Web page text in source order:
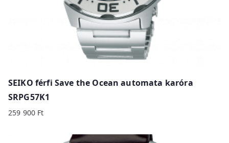
SEIKO férfi Save the Ocean automata karóra
SRPG57K1
259 900 Ft